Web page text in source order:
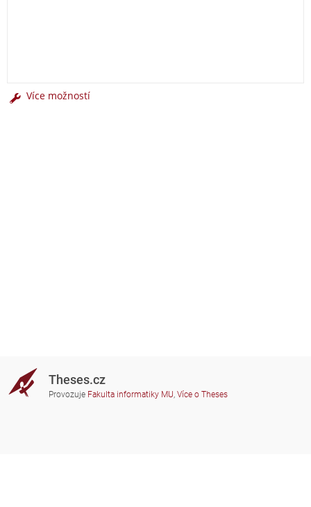
Více možností
Theses.cz
Provozuje Fakulta informatiky MU, Více o Theses